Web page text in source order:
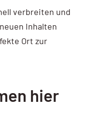
verbreiten und
Inhalten
Ort zur
hier